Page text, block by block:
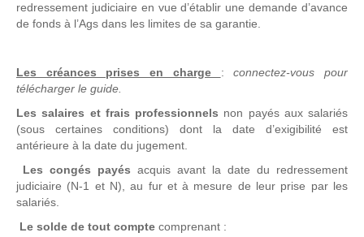
redressement judiciaire en vue d’établir une demande d’avance
de fonds à l’Ags dans les limites de sa garantie.
Les créances prises en charge :connectez-vous pour
télécharger le guide.
Les salaires et frais professionnels non payés aux salariés
(sous certaines conditions) dont la date d’exigibilité est
antérieure à la date du jugement.
Les congés payés acquis avant la date du redressement
judiciaire (N-1 et N), au fur et à mesure de leur prise par les
salariés.
Le solde de tout compte comprenant :